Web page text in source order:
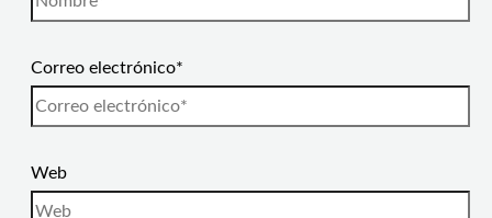
Correo electrónico*
Web